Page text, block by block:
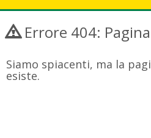
Errore 404:
Siamo spiacenti, ma la
esiste.